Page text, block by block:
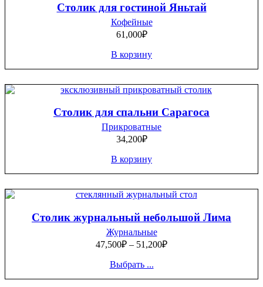
Столик для гостиной Яньтай
Кофейные
61,000₽
В корзину
Столик для спальни Сарагоса
Прикроватные
34,200₽
В корзину
Столик журнальный небольшой Лима
Журнальные
47,500₽ – 51,200₽
Выбрать ...